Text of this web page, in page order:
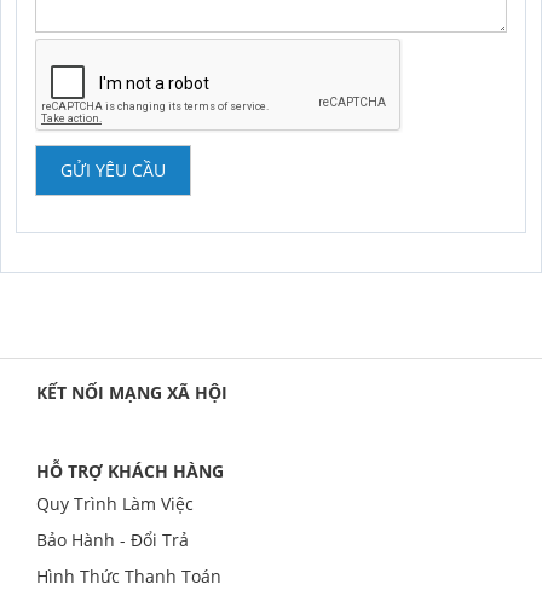
GỬI YÊU CẦU
KẾT NỐI MẠNG XÃ HỘI
HỖ TRỢ KHÁCH HÀNG
Quy Trình Làm Việc
Bảo Hành - Đổi Trả
Hình Thức Thanh Toán